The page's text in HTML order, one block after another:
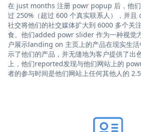
在 just months 注册 powr popup 后，他
过 250%（超过 600 个真实联系人），并
社交将他们的社交媒体扩大到 6000 多个关
食。他们added powr slider 作为一种视觉
户展示landing on 主页上的产品在现实生
示了他们的产品，并无缝地为客户提供了出
上，他们reported发现与他们网站上的
者的参与时间是他们网站上任何其他人的 2.5